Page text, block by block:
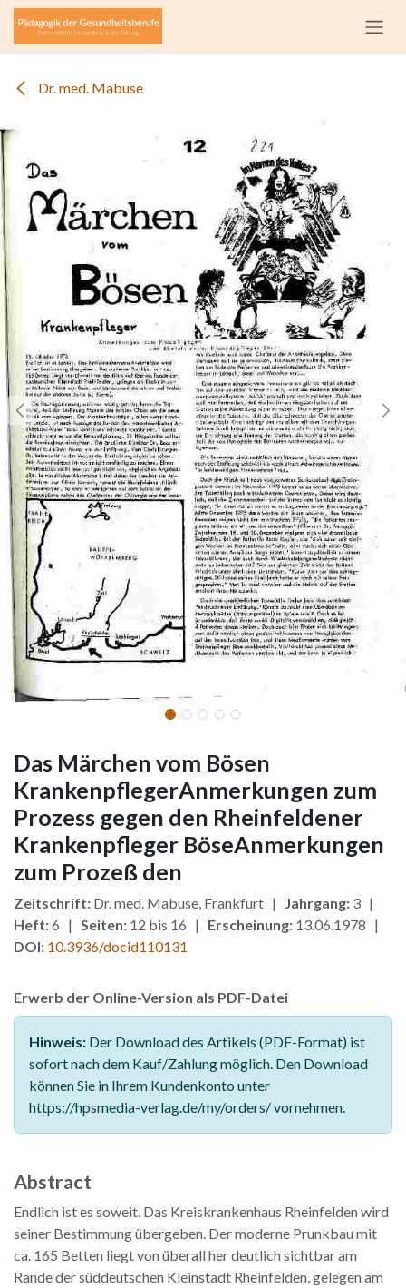
Zum Inhalt springen
Dr. med. Mabuse
Das Märchen vom Bösen
KrankenpflegerAnmerkungen zum
Prozess gegen den Rheinfeldener
Krankenpfleger BöseAnmerkungen
zum Prozeß den
Zeitschrift: Dr. med. Mabuse, Frankfurt | Jahrgang: 3 |
Heft:6 | Seiten: 12 bis 16 | Erscheinung: 13.06.1978 |
DOI: 10.3936/docid110131
Erwerb der Online-Version als PDF-Datei
Hinweis: Der Download des Artikels (PDF-Format) ist
sofort nach dem Kauf/Zahlung möglich. Den Download
können Sie in Ihrem Kundenkonto unter
https://hpsmedia-verlag.de/my/orders/ vornehmen.
Abstract
Endlich ist es soweit. Das Kreiskrankenhaus Rheinfelden wird
seiner Bestimmung übergeben. Der moderne Prunkbau mit
ca. 165 Betten liegt von überall her deutlich sichtbar am
Rande der süddeutschen Kleinstadt Rheinfelden, gelegen am